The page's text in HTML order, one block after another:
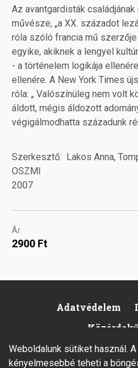
Az avantgardisták
művésze, „a XX. századot
róla szóló francia mű
egyike, akiknek a lengyel
- a történelem logikája
ellenére. A New York Times
róla: „ Valószínüleg nem volt
áldott, mégis áldozott
végigálmodhatta századunk
Szerkesztő
Lakos Anna,
OSZMI
2007
Ár
2900 Ft
Footer
Adatvédelem
Weboldalunk sütiket használ.
kényelmesebbé teheti a